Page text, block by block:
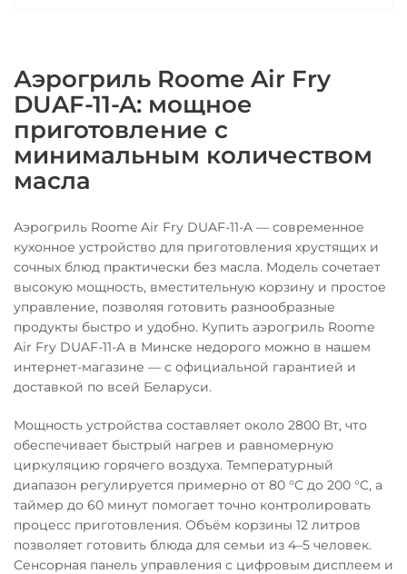
Аэрогриль Roome Air Fry
DUAF-11-A: мощное
приготовление с
минимальным количеством
масла
Аэрогриль Roome Air Fry DUAF-11-A — современное
кухонное устройство для приготовления хрустящих и
сочных блюд практически без масла. Модель сочетает
высокую мощность, вместительную корзину и простое
управление, позволяя готовить разнообразные
продукты быстро и удобно. Купить аэрогриль Roome
Air Fry DUAF-11-A в Минске недорого можно в нашем
интернет-магазине — с официальной гарантией и
доставкой по всей Беларуси.
Мощность устройства составляет около 2800 Вт, что
обеспечивает быстрый нагрев и равномерную
циркуляцию горячего воздуха. Температурный
диапазон регулируется примерно от 80 °C до 200 °C, а
таймер до 60 минут помогает точно контролировать
процесс приготовления. Объём корзины 12 литров
позволяет готовить блюда для семьи из 4–5 человек.
Сенсорная панель управления с цифровым дисплеем и